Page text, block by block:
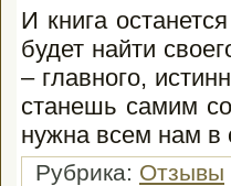
И книга
будет найти
– главного,
станешь самим
нужна всем нам в
Рубрика: Отзывы